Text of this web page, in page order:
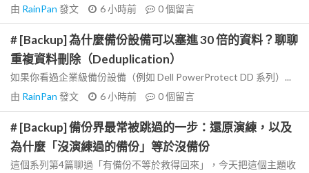
由 RainPan 發文 6 小時前 0個留言
# [Backup] 為什麼備份設備可以塞進 30 倍的資料？聊聊
重複資料刪除（Deduplication）
如果你看過企業級備份設備（例如 Dell PowerProtect DD 系列）...
由 RainPan 發文 6 小時前 0個留言
# [Backup] 備份界最常被跳過的一步：還原演練，以及
為什麼「沒演練過的備份」等於沒備份
這個系列第4篇聊過「有備份不等於救得回來」，今天把這個主題收